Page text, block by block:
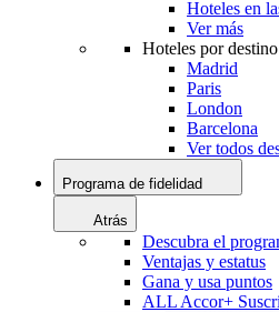
Hoteles en
Ver más
Hoteles por destino
Madrid
Paris
London
Barcelona
Ver todos
Programa de fidelidad
Atrás
Descubra el
Ventajas y estatus
Gana y usa puntos
ALL Accor+